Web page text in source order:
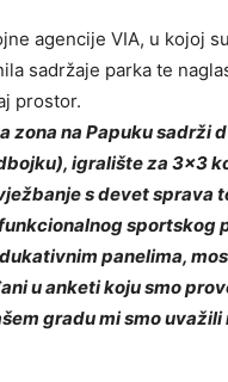
agencije VIA, u kojoj
sadržaje parka te
prostor.
zona na Papuku sadrži
igralište za 3×3
s devet sprava
sportskog
panelima,
u anketi koju smo
gradu mi smo